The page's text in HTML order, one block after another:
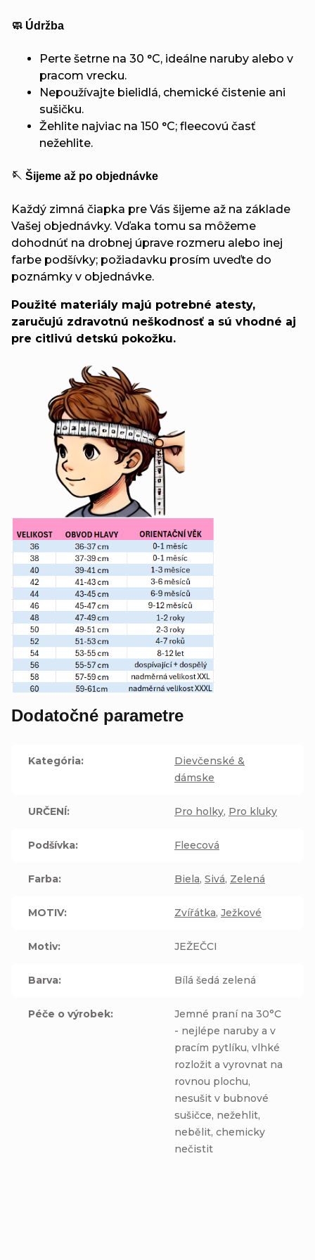
🧼 Údržba
Perte šetrne na 30 °C, ideálne naruby alebo v
pracom vrecku.
Nepoužívajte bielidlá, chemické čistenie ani
sušičku.
Žehlite najviac na 150 °C; fleecovú časť
nežehlite.
🪡 Šijeme až po objednávke
Každý zimná čiapka pre Vás šijeme až na základe
Vašej objednávky. Vďaka tomu sa môžeme
dohodnúť na drobnej úprave rozmeru alebo inej
farbe podšívky; požiadavku prosím uveďte do
poznámky v objednávke.
Použité materiály majú potrebné atesty,
zaručujú zdravotnú neškodnosť a sú vhodné aj
pre citlivú detskú pokožku.
Dodatočné parametre
Kategória:
Dievčenské &
dámske
URČENÍ: Pro holky, Pro kluky
Podšívka: Fleecová
Farba: Biela, Sivá, Zelená
MOTIV: Zvířátka, Ježkové
Motiv: JEŽEČCI
Barva: Bílá šedá zelená
Péče o výrobek:
Jemné praní na 30°C
- nejlépe naruby a v
pracím pytlíku, vlhké
rozložit a vyrovnat na
rovnou plochu,
nesušit v bubnové
sušičce, nežehlit,
nebělit, chemicky
nečistit